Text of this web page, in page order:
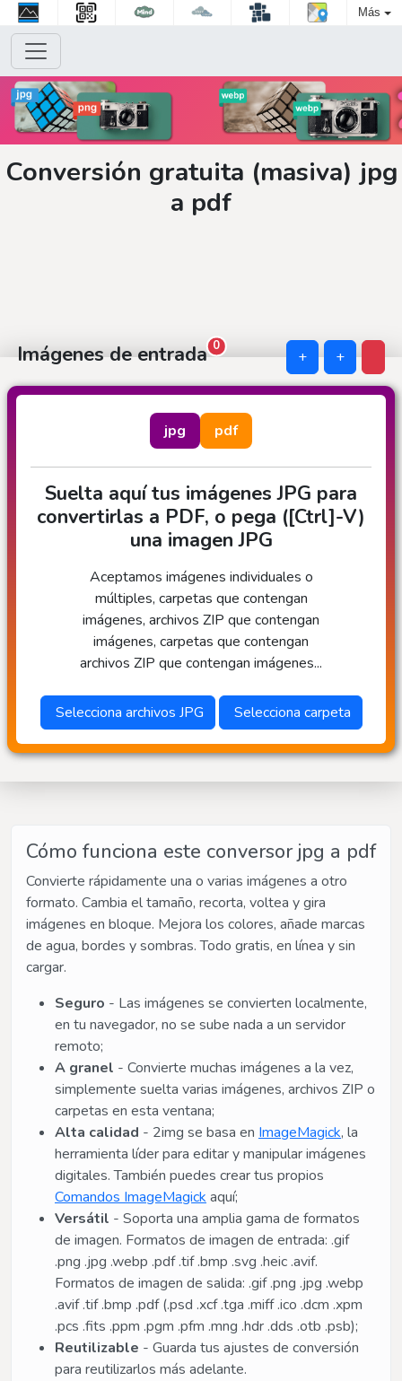
Más
Conversión gratuita (masiva) jpg
a pdf
0
Imágenes de entrada + +
jpg pdf
Suelta aquí tus imágenes JPG para
convertirlas a PDF, o pega ([Ctrl]-V)
una imagen JPG
Aceptamos imágenes individuales o
múltiples, carpetas que contengan
imágenes, archivos ZIP que contengan
imágenes, carpetas que contengan
archivos ZIP que contengan imágenes...
Selecciona archivos JPG Selecciona carpeta
Cómo funciona este conversor jpg a pdf
Convierte rápidamente una o varias imágenes a otro
formato. Cambia el tamaño, recorta, voltea y gira
imágenes en bloque. Mejora los colores, añade marcas
de agua, bordes y sombras. Todo gratis, en línea y sin
cargar.
Seguro - Las imágenes se convierten localmente,
en tu navegador, no se sube nada a un servidor
remoto;
A granel - Convierte muchas imágenes a la vez,
simplemente suelta varias imágenes, archivos ZIP o
carpetas en esta ventana;
Alta calidad - 2img se basa en ImageMagick, la
herramienta líder para editar y manipular imágenes
digitales. También puedes crear tus propios
Comandos ImageMagick aquí;
Versátil - Soporta una amplia gama de formatos
de imagen. Formatos de imagen de entrada: .gif
.png .jpg .webp .pdf .tif .bmp .svg .heic .avif.
Formatos de imagen de salida: .gif .png .jpg .webp
.avif .tif .bmp .pdf (.psd .xcf .tga .miff .ico .dcm .xpm
.pcs .fits .ppm .pgm .pfm .mng .hdr .dds .otb .psb);
Reutilizable - Guarda tus ajustes de conversión
para reutilizarlos más adelante.